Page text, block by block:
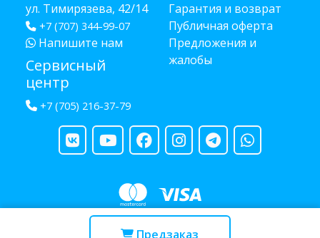
Предзаказ
ул. Тимирязева, 42/14
+7 (707) 344-99-07
Напишите нам
Сервисный
центр
+7 (705) 216-37-79
Гарантия и возврат
Публичная оферта
Предложения и
жалобы
Copyright © 2013 - 2026 RUBA - разработано